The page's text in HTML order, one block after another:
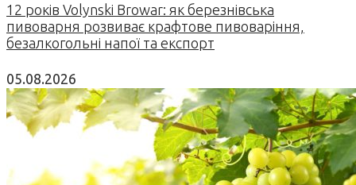
12 років Volynski Browar: як березнівська
пивоварня розвиває крафтове пивоваріння,
безалкогольні напої та експорт
05.08.2026